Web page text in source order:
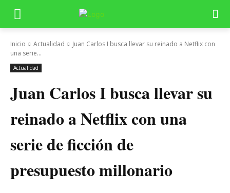
Inicio Actualidad
Juan Carlos I busca llevar su reinado a Netflix con
una serie...
Actualidad
Juan Carlos I busca llevar su
reinado a Netflix con una
serie de ficción de
presupuesto millonario